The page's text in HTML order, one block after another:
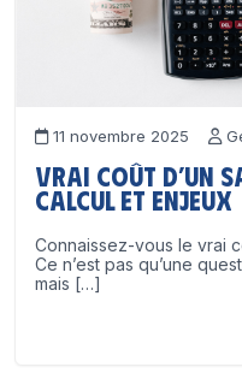
11 novembre 2025
Vrai coût d’un
calcul et enjeux
Connaissez-vous le vrai
Ce n’est pas qu’une
mais […]